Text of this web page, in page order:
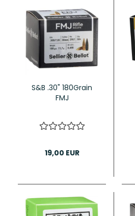
S&B .30" 180Grain
FMJ
19,00 EUR